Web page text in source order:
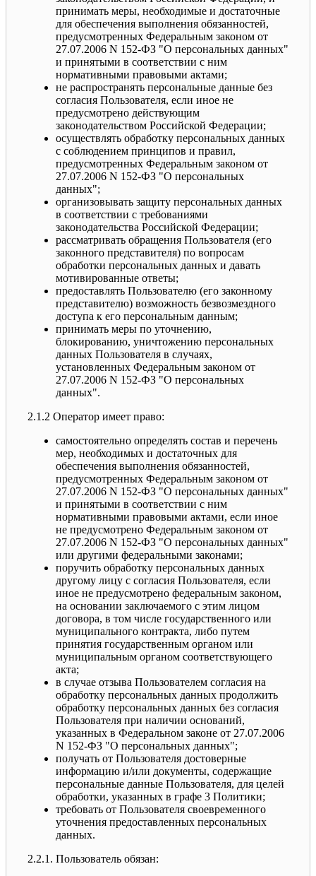
принимать меры, необходимые и достаточные
для обеспечения выполнения обязанностей,
предусмотренных Федеральным законом от
27.07.2006 N 152-ФЗ "О персональных данных"
и принятыми в соответствии с ним
нормативными правовыми актами;
не распространять персональные данные без
согласия Пользователя, если иное не
предусмотрено действующим
законодательством Российской Федерации;
осуществлять обработку персональных данных
с соблюдением принципов и правил,
предусмотренных Федеральным законом от
27.07.2006 N 152-ФЗ "О персональных
данных";
организовывать защиту персональных данных
в соответствии с требованиями
законодательства Российской Федерации;
рассматривать обращения Пользователя (его
законного представителя) по вопросам
обработки персональных данных и давать
мотивированные ответы;
предоставлять Пользователю (его законному
представителю) возможность безвозмездного
доступа к его персональным данным;
принимать меры по уточнению,
блокированию, уничтожению персональных
данных Пользователя в случаях,
установленных Федеральным законом от
27.07.2006 N 152-ФЗ "О персональных
данных".
2.1.2 Оператор имеет право:
самостоятельно определять состав и перечень
мер, необходимых и достаточных для
обеспечения выполнения обязанностей,
предусмотренных Федеральным законом от
27.07.2006 N 152-ФЗ "О персональных данных"
и принятыми в соответствии с ним
нормативными правовыми актами, если иное
не предусмотрено Федеральным законом от
27.07.2006 N 152-ФЗ "О персональных данных"
или другими федеральными законами;
поручить обработку персональных данных
другому лицу с согласия Пользователя, если
иное не предусмотрено федеральным законом,
на основании заключаемого с этим лицом
договора, в том числе государственного или
муниципального контракта, либо путем
принятия государственным органом или
муниципальным органом соответствующего
акта;
в случае отзыва Пользователем согласия на
обработку персональных данных продолжить
обработку персональных данных без согласия
Пользователя при наличии оснований,
указанных в Федеральном законе от 27.07.2006
N 152-ФЗ "О персональных данных";
получать от Пользователя достоверные
информацию и/или документы, содержащие
персональные данные Пользователя, для целей
обработки, указанных в графе 3 Политики;
требовать от Пользователя своевременного
уточнения предоставленных персональных
данных.
2.2.1. Пользователь обязан: